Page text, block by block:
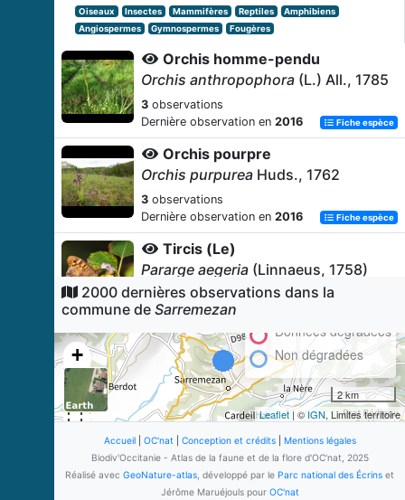
Oiseaux
Insectes Mammifères Reptiles
Amphibiens
Angiospermes
Gymnospermes Fougères
Orchis homme-pendu
Orchis anthropophora (L.) All., 1785
3 observations
Dernière observation en 2016 Fiche espèce
Orchis pourpre
Orchis purpurea Huds., 1762
3 observations
Dernière observation en 2016 Fiche espèce
Tircis (Le)
Pararge aegeria (Linnaeus, 1758)
2observations
Dernière observation en
Brachypode des forêts
Brachypodium sylvaticum(Huds.)
P.Beauv., 1812
2observations
Dernière observation en2025 Fiche espèce
Céraiste aggloméré
Cerastium glomeratum Thuill., 1799
2000 dernières observations dans la
commune de Sarremezan
+
Données dégradées
Non dégradées
2 km
Leaflet | ©IGN, Limites territoire
Accueil| OC'nat| Conception et crédits| Mentions légales
Biodiv'Occitanie - Atlas de la faune et de la flore d'OC'nat, 2025
Réalisé avec GeoNature-atlas , développé par le Parc national des Écrins et
Jérôme Maruéjouls pour OC'nat